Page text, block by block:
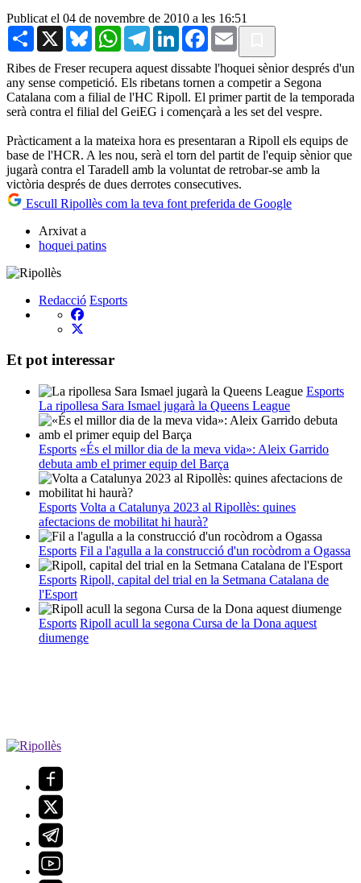
Publicat el 04 de novembre de 2010 a les 16:51
Share X BlueskyWhatsAppTelegramLinkedInFacebook
Email
Ribes de Freser recupera aquest dissabte l'hoquei sènior després d'un
any sense competició. Els ribetans tornen a competir a Segona
Catalana com a filial de l'HC Ripoll. El primer partit de la temporada
serà contra el filial del GeiEG i començarà a les set del vespre.
Pràcticament a la mateixa hora es presentaran a Ripoll els equips de
base de l'HCR. A les nou, serà el torn del partit de l'equip sènior que
jugarà contra el Taradell amb la voluntat de retrobar-se amb la
victòria després de dues derrotes consecutives.
Escull Ripollès com la teva font preferida de Google
Arxivat a
hoquei patins
Redacció Esports
Et pot interessar
Esports
La ripollesa Sara Ismael jugarà la Queens League
Esports «És el millor dia de la meva vida»: Aleix Garrido
debuta amb el primer equip del Barça
Esports Volta a Catalunya 2023 al Ripollès: quines
afectacions de mobilitat hi haurà?
Esports Fil a l'agulla a la construcció d'un rocòdrom a Ogassa
Esports Ripoll, capital del trial en la Setmana Catalana de
l'Esport
Esports Ripoll acull la segona Cursa de la Dona aquest
diumenge